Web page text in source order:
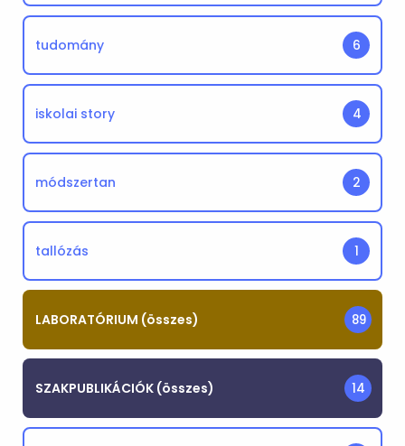
tudomány 6
iskolai story 4
módszertan 2
tallózás 1
LABORATÓRIUM (összes) 89
SZAKPUBLIKÁCIÓK (összes) 14